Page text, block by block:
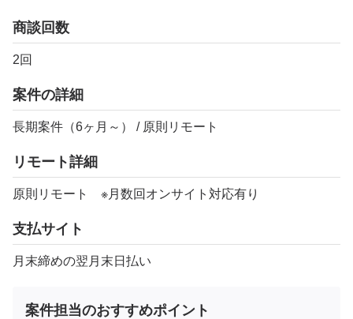
商談回数
2回
案件の詳細
長期案件（6ヶ月～） / 原則リモート
リモート詳細
原則リモート ※月数回オンサイト対応有り
支払サイト
月末締めの翌月末日払い
案件担当のおすすめポイント